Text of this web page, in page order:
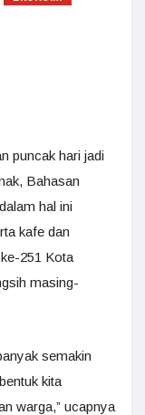
puncak hari jadi
Bahasan
hal ini
kafe dan
251 Kota
masing-
semakin
kita
warga,” ucapnya